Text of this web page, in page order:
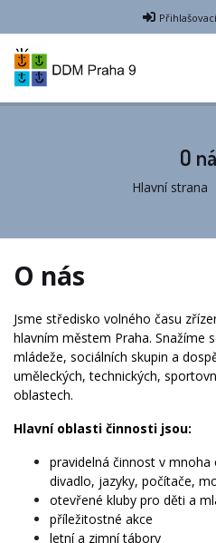
O
Hlavní strana
O nás
Jsme středisko volného času
hlavním městem Praha. Snažíme
mládeže, sociálních skupin a
uměleckých, technických,
oblastech.
Hlavní oblasti činnosti jsou:
pravidelná činnost v
divadlo, jazyky, počítače,
otevřené kluby pro děti a
příležitostné akce
letní a zimní tábory